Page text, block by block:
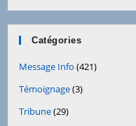
Catégories
Message Info (421)
Témoignage(3)
Tribune(29)